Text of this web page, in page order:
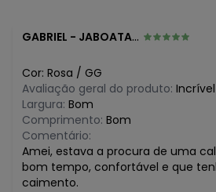
agosto/2026
junho/2026
maio/2026
abril/2026
março/2026
fevereiro/2026
GABRIEL - JABOATAO DOS GUARARAPES - PE
Cor: Rosa / GG
Avaliação geral do produto: Incrível
Largura: Bom
Comprimento: Bom
Comentário:
Amei, estava a procura de uma
bom tempo, confortável e que
caimento.